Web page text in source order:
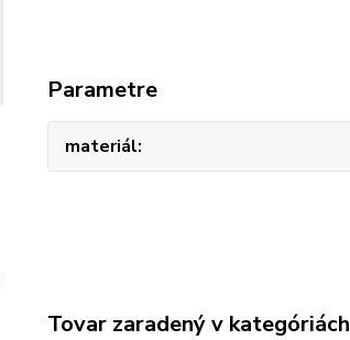
Parametre
materiál
Tovar zaradený v kategóriách